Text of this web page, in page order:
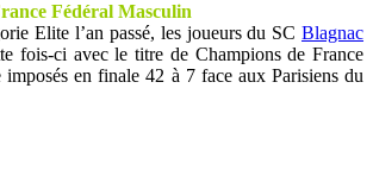
Fédéral Masculin
Elite l’an passé, les joueurs du SC Blagnac
fois-ci avec le titre de Champions de France
imposés en finale 42 à 7 face aux Parisiens du